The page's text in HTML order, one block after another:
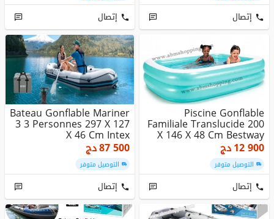
إتصال إتصال
Piscine Gonflable
Familiale Translucide 200
X 146 X 48 Cm Bestway
12 900دج
التوصيل متوفر
إتصال
Bateau Gonflable Mariner
3 3 Personnes 297 X 127
X 46 Cm Intex
87 500دج
التوصيل متوفر
إتصال